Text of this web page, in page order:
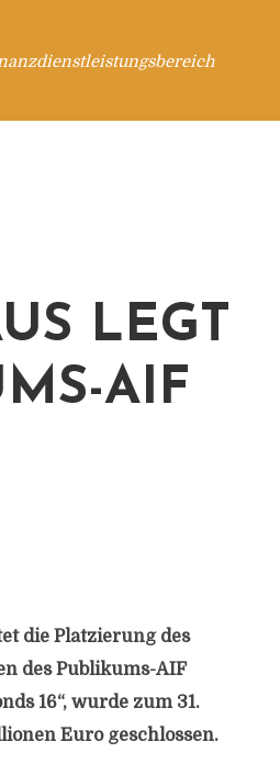
LEGT
AIF
die Platzierung des
des Publikums-AIF
16“, wurde zum 31.
Euro geschlossen.